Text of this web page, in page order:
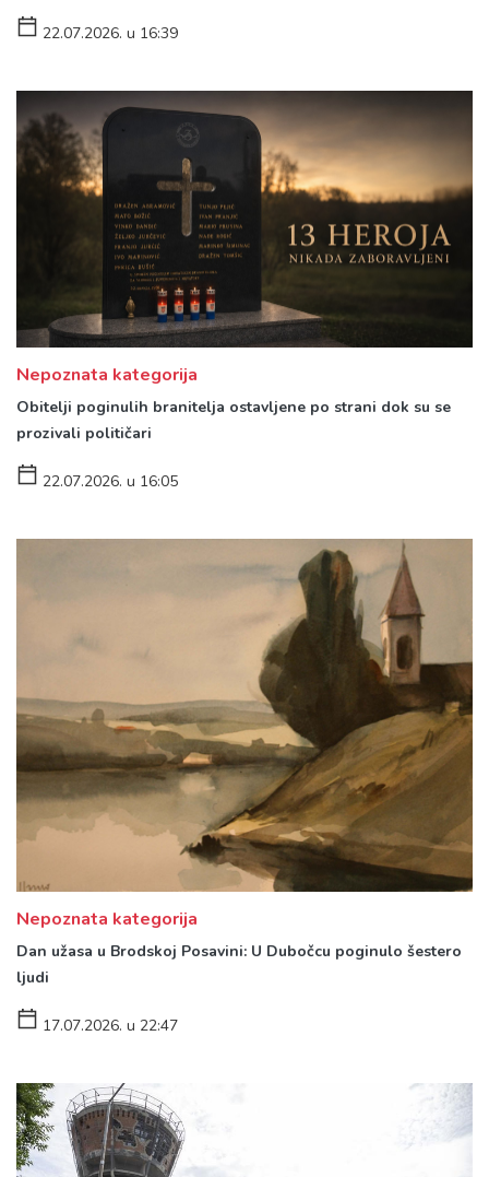
22.07.2026. u 16:39
Nepoznata kategorija
Obitelji poginulih branitelja ostavljene po strani dok su se
prozivali političari
22.07.2026. u 16:05
Nepoznata kategorija
Dan užasa u Brodskoj Posavini: U Dubočcu poginulo šestero
ljudi
17.07.2026. u 22:47